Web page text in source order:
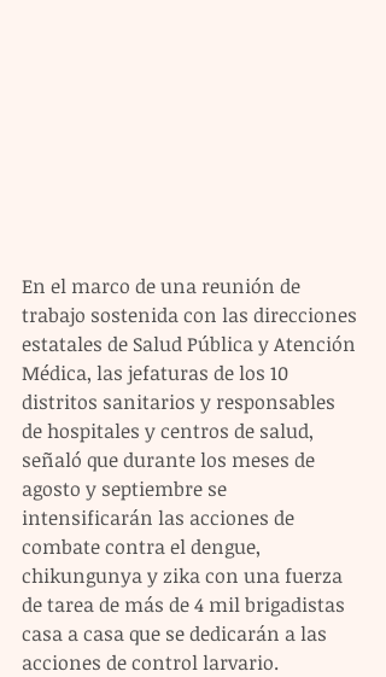
En el marco de una reunión de
trabajo sostenida con las direcciones
estatales de Salud Pública y Atención
Médica, las jefaturas de los 10
distritos sanitarios y responsables
de hospitales y centros de salud,
señaló que durante los meses de
agosto y septiembre se
intensificarán las acciones de
combate contra el dengue,
chikungunya y zika con una fuerza
de tarea de más de 4 mil brigadistas
casa a casa que se dedicarán a las
acciones de control larvario.